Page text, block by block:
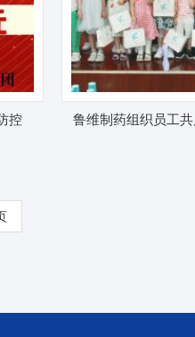
控 鲁维制药组织员工